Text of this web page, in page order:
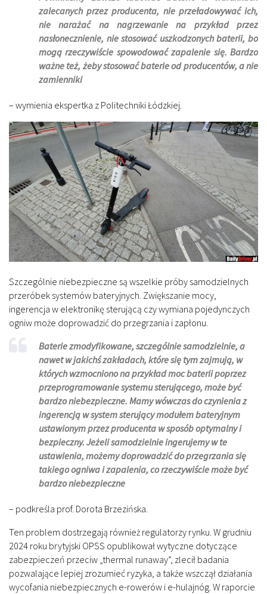
zalecanych przez producenta, nie przeładowywać ich,
nie narażać na nagrzewanie na przykład przez
nasłonecznienie, nie stosować uszkodzonych baterii, bo
mogą rzeczywiście spowodować zapalenie się. Bardzo
ważne też, żeby stosować baterie od producentów, a nie
zamienniki
– wymienia ekspertka z Politechniki Łódzkiej.
Szczególnie niebezpieczne są wszelkie próby samodzielnych
przeróbek systemów bateryjnych. Zwiększanie mocy,
ingerencja w elektronikę sterującą czy wymiana pojedynczych
ogniw może doprowadzić do przegrzania i zapłonu.
Baterie zmodyfikowane, szczególnie samodzielnie, a
nawet w jakichś zakładach, które się tym zajmują, w
których wzmocniono na przykład moc baterii poprzez
przeprogramowanie systemu sterującego, może być
bardzo niebezpieczne. Mamy wówczas do czynienia z
ingerencją w system sterujący modułem bateryjnym
ustawionym przez producenta w sposób optymalny i
bezpieczny. Jeżeli samodzielnie ingerujemy w te
ustawienia, możemy doprowadzić do przegrzania się
takiego ogniwa i zapalenia, co rzeczywiście może być
bardzo niebezpieczne
– podkreśla prof. Dorota Brzezińska.
Ten problem dostrzegają również regulatorzy rynku. W grudniu
2024 roku brytyjski OPSS opublikował wytyczne dotyczące
zabezpieczeń przeciw „thermal runaway”, zlecił badania
pozwalające lepiej zrozumieć ryzyka, a także wszczął działania
wycofania niebezpiecznych e-rowerów i e-hulajnóg. W raporcie